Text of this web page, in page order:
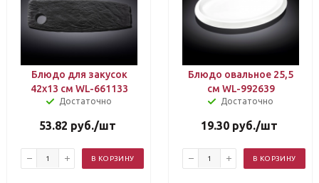
Блюдо для закусок
42х13 см WL-661133
Достаточно
53.82 руб./шт
В КОРЗИНУ
Блюдо овальное 25,5
см WL-992639
Достаточно
19.30 руб./шт
В КОРЗИНУ